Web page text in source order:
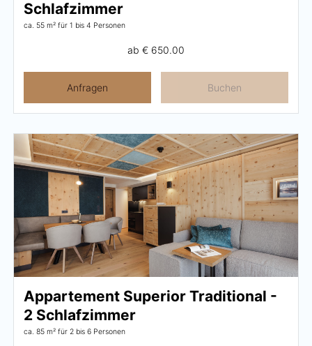
Schlafzimmer
ca. 55 m² für 1 bis 4 Personen
ab € 650.00
Anfragen Buchen
Appartement Superior Traditional -
2 Schlafzimmer
ca. 85 m² für 2 bis 6 Personen